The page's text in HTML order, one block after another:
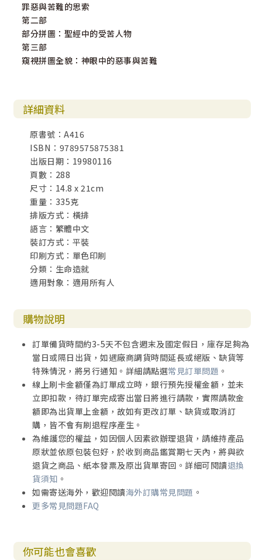
罪惡與苦難的思索
第二部
部分拼圖：聖經中的受苦人物
第三部
窺視拼圖全貌：神眼中的惡事與苦難
詳細資料
原書號：A416
ISBN：9789575875381
出版日期：19980116
頁數：288
尺寸：14.8 x 21cm
重量：335克
排版方式：橫排
語言：繁體中文
裝訂方式：平裝
印刷方式：單色印刷
分類：生命造就
適用對象：適用所有人
購物說明
訂單備貨時間約3-5天不包含週末及國定假日，庫存足夠為
當日或隔日出貨，如遇廠商調貨時間延長或絕版、缺貨等
特殊情況，將另行通知。詳細請點選常見訂單問題 。
線上刷卡金額僅為訂單成立時，銀行預先授權金額，並未
立即扣款，待訂單完成寄出當日將進行請款，實際請款金
額即為出貨單上金額，故如有更改訂單、缺貨或取消訂
購，皆不會有刷退程序產生。
為維護您的權益，如因個人因素欲辦理退貨，請維持產品
原狀並依原包裝包好，於收到商品鑑賞期七天內，將與欲
退貨之商品、紙本發票及原出貨單寄回。詳細可閱讀退換
貨須知 。
如需寄送海外，歡迎閱讀海外訂購常見問題 。
更多常見問題FAQ
你可能也會喜歡